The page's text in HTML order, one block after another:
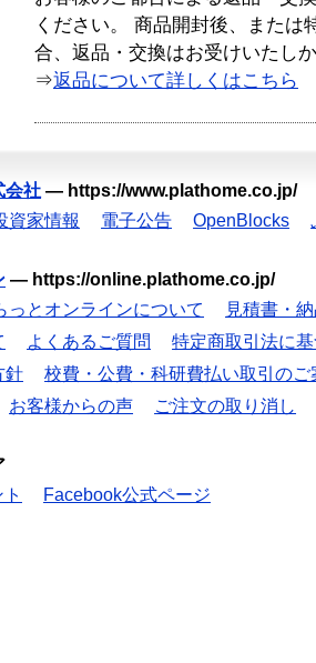
ください。 商品開封後、または
合、返品・交換はお受けいたし
⇒返品について詳しくはこちら
会社 — https://www.plathome.co.jp/
資家情報 電子公告 OpenBlocks
— https://online.plathome.co.jp/
っとオンラインについて
見積書・
よくあるご質問
特定商取引法に
針
校費・公費・科研費払い取引のご
お客様からの声 ご注文の取り消し
Facebook公式ページ